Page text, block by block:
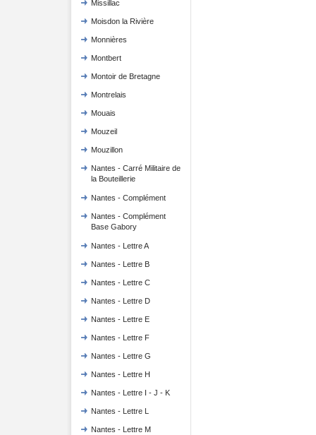
Missillac
Moisdon la Rivière
Monnières
Montbert
Montoir de Bretagne
Montrelais
Mouais
Mouzeil
Mouzillon
Nantes - Carré Militaire de
la Bouteillerie
Nantes - Complément
Nantes - Complément
Base Gabory
Nantes - Lettre A
Nantes - Lettre B
Nantes - Lettre C
Nantes - Lettre D
Nantes - Lettre E
Nantes - Lettre F
Nantes - Lettre G
Nantes - Lettre H
Nantes - Lettre I - J - K
Nantes - Lettre L
Nantes - Lettre M